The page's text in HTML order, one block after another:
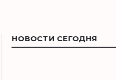
НОВОСТИ СЕГОДНЯ